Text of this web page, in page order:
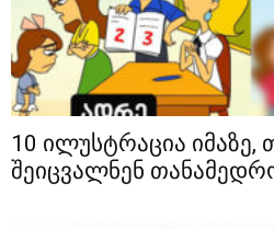
10 ილუსტრაცია
შეიცვალნენ